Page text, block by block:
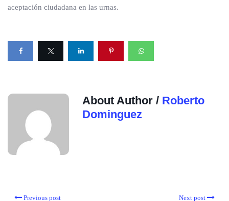
aceptación ciudadana en las urnas.
About Author / Roberto
Dominguez
Previous post Next post